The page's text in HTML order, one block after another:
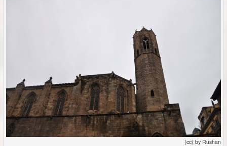
(cc) by Rushan